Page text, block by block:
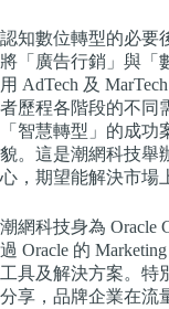
認知數位轉型的必要
將「廣告行銷」與「
用 AdTech 及
者歷程各階段的不同
「智慧轉型」的成
貌。這是潮網科技舉
心，期望能解決市場
潮網科技身為 Oracle
過 Oracle 的
工具及解決方案。特
分享，品牌企業在流